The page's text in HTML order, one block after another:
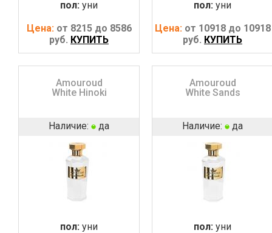
пол: уни
Цена: от 8215 до 8586
руб. КУПИТЬ
пол: уни
Цена: от 10918 до 10918
руб. КУПИТЬ
Amouroud
White Hinoki
Наличие: да
пол: уни
Amouroud
White Sands
Наличие: да
пол: уни